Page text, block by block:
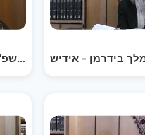
קצרים לשבת הגדול
בידרמן - אידיש